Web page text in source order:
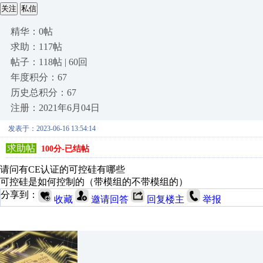
关注 私信
精华：0帖
求助：117帖
帖子：118帖 | 60回
年度积分：67
历史总积分：67
注册：2021年6月04日
发表于：2023-06-16 13:54:14
求助帖 100分-已结帖
请问有CE认证的可控硅有哪些
可控硅是如何控制的（带模组的不带模组的）
分享到：
收藏 邀请回答 回复楼主 举报